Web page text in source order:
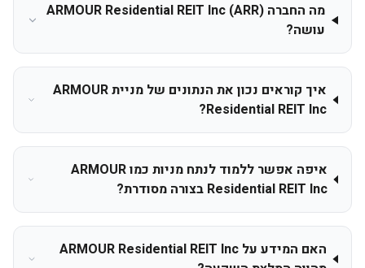
מה החברה ARMOUR Residential REIT Inc (ARR)
עושה?
איך קוראים נכון את הנתונים של מניית ARMOUR
Residential REIT Inc?
איפה אפשר ללמוד לנתח מניות כמו ARMOUR
Residential REIT Inc בצורה מסודרת?
האם המידע על ARMOUR Residential REIT Inc